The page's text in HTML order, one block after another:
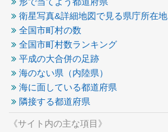
衛星写真&詳細地図で見る県庁所在地
全国市町村の数
全国市町村数ランキング
平成の大合併の足跡
海のない県（内陸県）
海に面している都道府県
隣接する都道府県
《サイト内の主な項目》